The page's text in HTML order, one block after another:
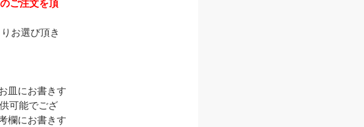
ご注文を頂
お選び頂き
皿にお書きす
可能でござ
欄にお書きす